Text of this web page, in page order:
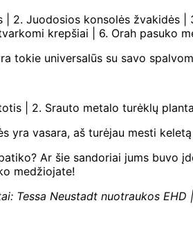
| 2. Juodosios konsolės
krepšiai | 6. Orah pasuko
tokie universalūs su savo
| 2. Srauto metalo turėklų
yra vasara, aš turėjau mesti
Ar šie sandoriai jums buvo
medžiojate!
Tessa Neustadt nuotraukos